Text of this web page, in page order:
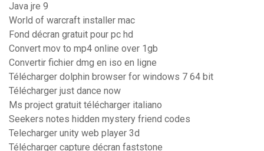
Java jre 9
World of warcraft installer mac
Fond décran gratuit pour pc hd
Convert mov to mp4 online over 1gb
Convertir fichier dmg en iso en ligne
Télécharger dolphin browser for windows 7 64 bit
Télécharger just dance now
Ms project gratuit télécharger italiano
Seekers notes hidden mystery friend codes
Telecharger unity web player 3d
Télécharger capture décran faststone